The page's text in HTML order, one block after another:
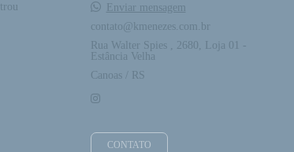
Enviar mensagem
contato@kmenezes.com.br
Rua Walter Spies , 2680, Loja 01 -
Estância Velha
Canoas / RS
CONTATO